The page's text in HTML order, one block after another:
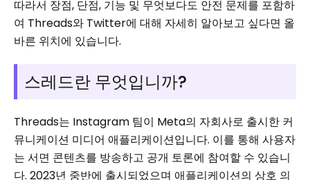
따라서 장점, 단점, 기능 및 무엇보다도 안전 문제를 포함하
여 Threads와 Twitter에 대해 자세히 알아보고 싶다면 올
바른 위치에 있습니다.
스레드란 무엇입니까?
Threads는 Instagram 팀이 Meta의 자회사로 출시한 커
뮤니케이션 미디어 애플리케이션입니다. 이를 통해 사용자
는 서면 콘텐츠를 방송하고 공개 토론에 참여할 수 있습니
다. 2023년 중반에 출시되었으며 애플리케이션의 상호 의